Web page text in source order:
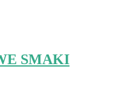
SMAKI